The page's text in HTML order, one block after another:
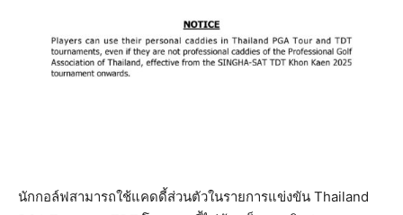
นักกอล์ฟสามารถใช้แคดดี้ส่วนตัวในรายการแข่งขัน Thailand